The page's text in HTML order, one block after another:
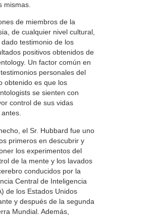
mismas.
de miembros de la
de cualquier nivel cultural,
dado testimonio de los
positivos obtenidos de
Un factor común en
personales del
obtenido es que los
se sienten con
control de sus vidas
el Sr. Hubbard fue uno
primeros en descubrir y
los experimentos del
de la mente y los lavados
conducidos por la
Central de Inteligencia
de los Estados Unidos
y después de la segunda
Mundial. Además,